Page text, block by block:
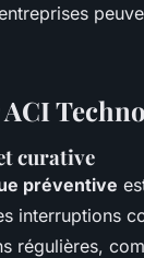
curative
préventive
interruptions
régulières,